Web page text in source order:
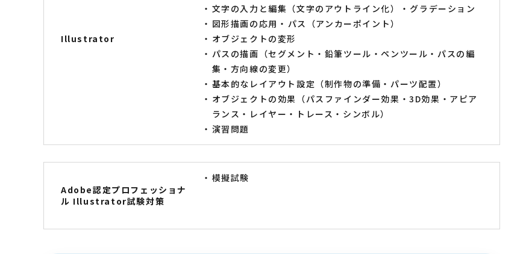
Illustrator
文字の入力と編集（文字のアウトライン化）
グラデーション
図形描画の応用
パス（アンカーポイント）
オブジェクトの変形
パスの描画（セグメント・鉛筆ツール・ペンツール・パスの編
集・方向線の変更）
基本的なレイアウト設定（制作物の準備・パーツ配置）
オブジェクトの効果（パスファインダー効果・3D効果・アピア
ランス・レイヤー・トレース・シンボル）
演習問題
Adobe認定プロフェッショナ
ル Illustrator試験対策
模擬試験